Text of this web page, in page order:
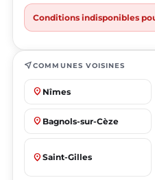
Conditions indisponibles
near_meCOMMUNES VOISINES
place Nîmes
place Bagnols-sur-Cèze
place Saint-Gilles